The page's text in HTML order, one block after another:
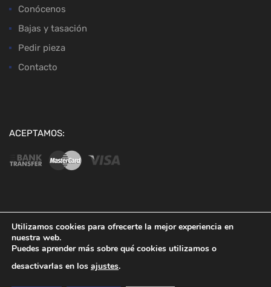
Conócenos
Bajas y tasación
Pedir pieza
Contacto
ACEPTAMOS:
Utilizamos cookies para ofrecerte la mejor experiencia en
nuestra web.
Puedes aprender más sobre qué cookies utilizamos o
desactivarlas en los ajustes.